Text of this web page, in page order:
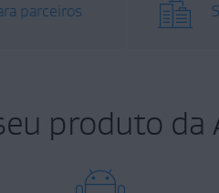
parceiros
produto da